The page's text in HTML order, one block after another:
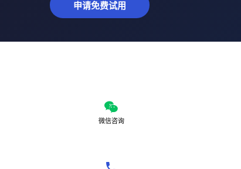
申请免费试用
微信咨询